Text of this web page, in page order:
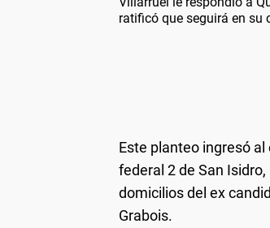
ratificó que seguirá en su
Este planteo ingresó
federal 2 de San
domicilios del ex
Grabois.